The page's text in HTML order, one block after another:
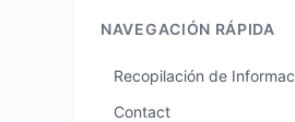
NAVEGACIÓN RÁPIDA
Recopilación de
Contact